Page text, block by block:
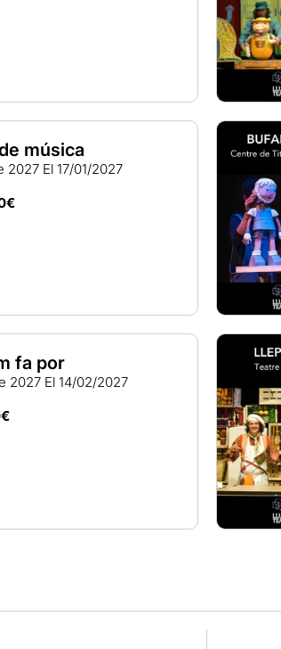
música
2027 El 17/01/2027
fa por
2027 El 14/02/2027